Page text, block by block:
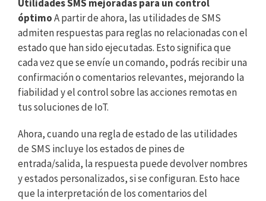
Utilidades SMS mejoradas para un control
óptimoA partir de ahora, las utilidades de SMS
admiten respuestas para reglas no relacionadas con el
estado que han sido ejecutadas. Esto significa que
cada vez que se envíe un comando, podrás recibir una
confirmación o comentarios relevantes, mejorando la
fiabilidad y el control sobre las acciones remotas en
tus soluciones de IoT.
Ahora, cuando una regla de estado de las utilidades
de SMS incluye los estados de pines de
entrada/salida, la respuesta puede devolver nombres
y estados personalizados, si se configuran. Esto hace
que la interpretación de los comentarios del